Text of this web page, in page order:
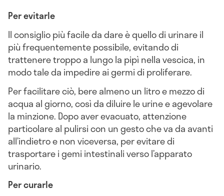
Per evitarle
Il consiglio più facile da dare è quello di urinare il
più frequentemente possibile, evitando di
trattenere troppo a lungo la pipì nella vescica, in
modo tale da impedire ai germi di proliferare.
Per facilitare ciò, bere almeno un litro e mezzo di
acqua al giorno, così da diluire le urine e agevolare
la minzione. Dopo aver evacuato, attenzione
particolare al pulirsi con un gesto che va da avanti
all’indietro e non viceversa, per evitare di
trasportare i gemi intestinali verso l’apparato
urinario.
Per curarle